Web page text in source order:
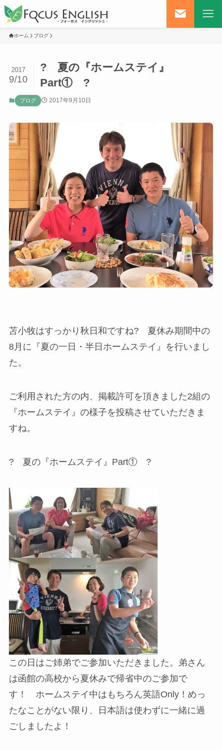
ホーム ブログ
? 夏の『ホームステイ』
Part① ?
2017
9/10
ブログ 2017年9月10日
苫小牧はすっかり秋日和ですね? 夏休み期間中の
8月に『夏の一日・半日ホームステイ』を行いまし
た。
ご利用された方の内、掲載許可を頂きました2組の
『ホームステイ』の様子を投稿させていただきま
すね。
? 夏の『ホームステイ』Part① ?
この日はご姉弟でご参加いただきました。弟さん
は函館の高校から夏休みで帰省中のご参加で
す！ ホームステイ中はもちろん英語Only！めっ
たなことがない限り、日本語は使わずに一緒に過
ごしましたよ！